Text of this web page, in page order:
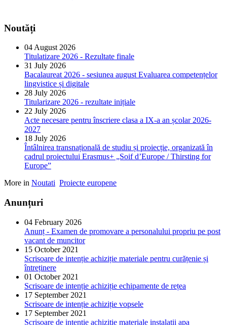
Noutăți
04 August 2026
Titulatizare 2026 - Rezultate finale
31 July 2026
Bacalaureat 2026 - sesiunea august Evaluarea competențelor
lingvistice și digitale
28 July 2026
Titularizare 2026 - rezultate inițiale
22 July 2026
Acte necesare pentru înscriere clasa a IX-a an școlar 2026-
2027
18 July 2026
Întâlnirea transnațională de studiu și proiecție, organizată în
cadrul proiectului Erasmus+ „Soif d’Europe / Thirsting for
Europe”
More in Noutati Proiecte europene
Anunțuri
04 February 2026
Anunț - Examen de promovare a personalului propriu pe post
vacant de muncitor
15 October 2021
Scrisoare de intenție achiziție materiale pentru curățenie și
întreținere
01 October 2021
Scrisoare de intenție achiziție echipamente de rețea
17 September 2021
Scrisoare de intenție achiziție vopsele
17 September 2021
Scrisoare de intenție achiziție materiale instalații apa